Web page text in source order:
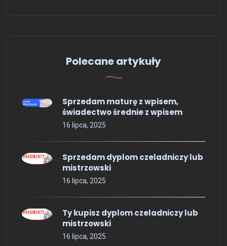
Polecane artykuły
Sprzedam maturę z wpisem,
świadectwo średnie z wpisem
16 lipca, 2025
Sprzedam dyplom czeladniczy lub
mistrzowski
16 lipca, 2025
Ty kupisz dyplom czeladniczy lub
mistrzowski
16 lipca, 2025